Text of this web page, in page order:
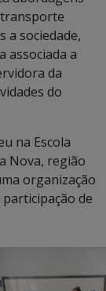
transporte
a sociedade,
associada a
da
do
na Escola
Nova, região
organização
de